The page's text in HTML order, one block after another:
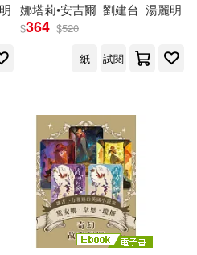
巴克(6)
赤松中學(148)
娜塔莉•安吉爾 劉建台 湯麗明
$364 $520
紙
試閱